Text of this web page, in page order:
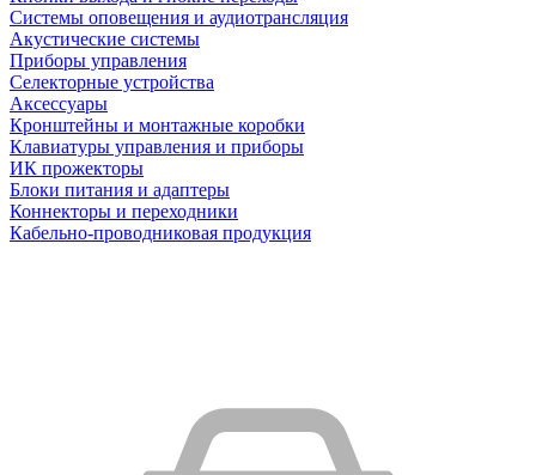
Системы оповещения и аудиотрансляция
Акустические системы
Приборы управления
Селекторные устройства
Аксессуары
Кронштейны и монтажные коробки
Клавиатуры управления и приборы
ИК прожекторы
Блоки питания и адаптеры
Коннекторы и переходники
Кабельно-проводниковая продукция